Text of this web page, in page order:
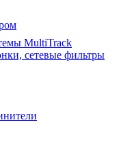
MultiTrack
сетевые фильтры